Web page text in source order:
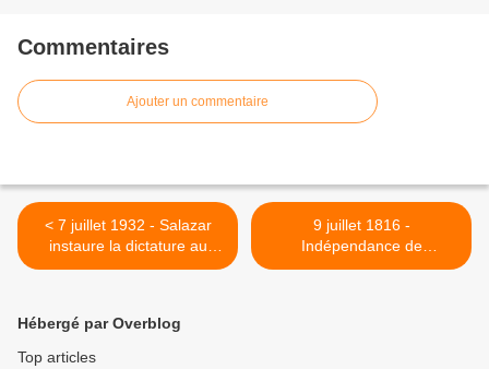
Commentaires
Ajouter un commentaire
< 7 juillet 1932 - Salazar
instaure la dictature au
Portugal
9 juillet 1816 -
Indépendance de
l'Argentine >
Hébergé par Overblog
Top articles